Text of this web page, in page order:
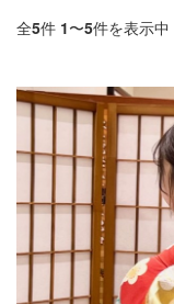
全5件 1〜5件を表示中